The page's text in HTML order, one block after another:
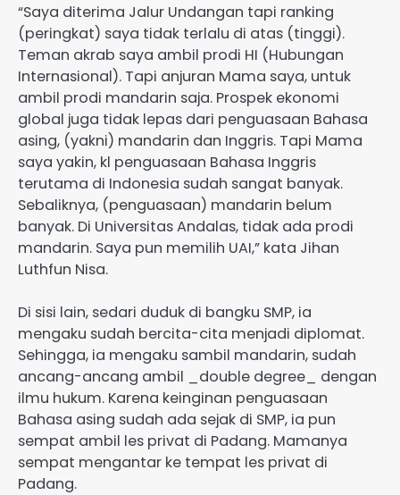
“Saya diterima Jalur Undangan tapi ranking
(peringkat) saya tidak terlalu di atas (tinggi).
Teman akrab saya ambil prodi HI (Hubungan
Internasional). Tapi anjuran Mama saya, untuk
ambil prodi mandarin saja. Prospek ekonomi
global juga tidak lepas dari penguasaan Bahasa
asing, (yakni) mandarin dan Inggris. Tapi Mama
saya yakin, kl penguasaan Bahasa Inggris
terutama di Indonesia sudah sangat banyak.
Sebaliknya, (penguasaan) mandarin belum
banyak. Di Universitas Andalas, tidak ada prodi
mandarin. Saya pun memilih UAI,” kata Jihan
Luthfun Nisa.
Di sisi lain, sedari duduk di bangku SMP, ia
mengaku sudah bercita-cita menjadi diplomat.
Sehingga, ia mengaku sambil mandarin, sudah
ancang-ancang ambil _double degree_ dengan
ilmu hukum. Karena keinginan penguasaan
Bahasa asing sudah ada sejak di SMP, ia pun
sempat ambil les privat di Padang. Mamanya
sempat mengantar ke tempat les privat di
Padang.